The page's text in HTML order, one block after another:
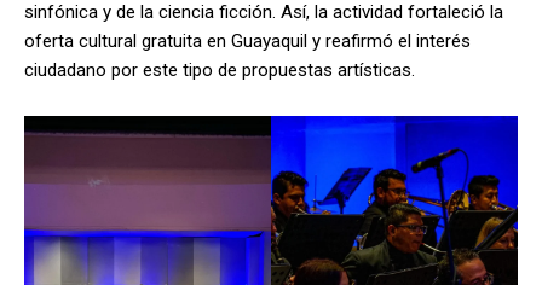
sinfónica y de la ciencia ficción. Así, la actividad fortaleció la
oferta cultural gratuita en Guayaquil y reafirmó el interés
ciudadano por este tipo de propuestas artísticas.